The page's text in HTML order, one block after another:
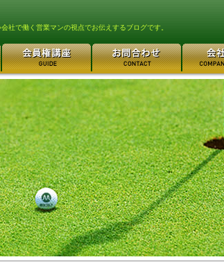
社で働く営業マンの視点でお伝えするブログです。